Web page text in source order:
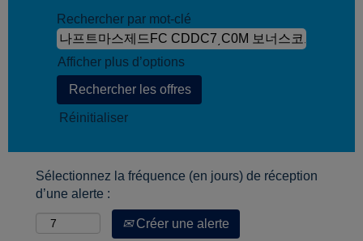
Rechercher par mot-clé
Afficher plus d’options
Réinitialiser
Sélectionnez la fréquence (en jours) de réception
d’une alerte :
Créer une alerte